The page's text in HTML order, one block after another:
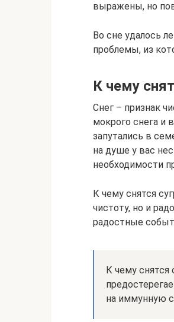
выражены, но
Во сне удалось
проблемы, из
К чему
Снег – признак
мокрого снега и
запутались в
на душе у вас
необходимости
К чему снятся
чистоту, но и
радостные
К чему
на иммунную